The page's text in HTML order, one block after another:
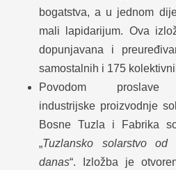
bogatstva, a u jednom
mali lapidarijum. Ova
dopunjavana i
samostalnih i 175
Povodom proslave
industrijske proizvodnje
Bosne Tuzla i Fabrika
„Tuzlansko solarstvo
danas“. Izložba je